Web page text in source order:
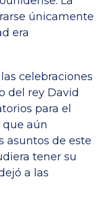
únicamente
era
celebraciones
del rey David
para el
aún
asuntos de este
tener su
a las